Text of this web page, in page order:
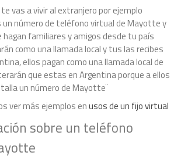
vas a vivir al extranjero por ejemplo
un número de teléfono virtual de Mayotte y
familiares y amigos desde tu país
como una llamada local y tus las recibes
ellos pagan como una llamada local de
que estas en Argentina porque a ellos
un número de Mayotte¨
ver más ejemplos enusos de un fijo virtual
sobre un teléfono